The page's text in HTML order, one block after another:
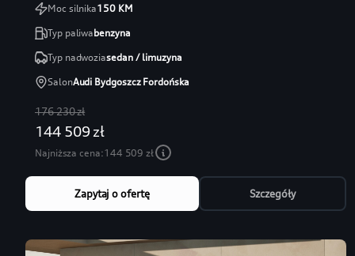
Moc silnika150KM
Typ paliwabenzyna
Typ nadwoziasedan / limuzyna
SalonAudi Bydgoszcz Fordońska
176 230 zł
144 509 zł
Najniższa cena:144 509 zł
Zapytaj o ofertę Szczegóły